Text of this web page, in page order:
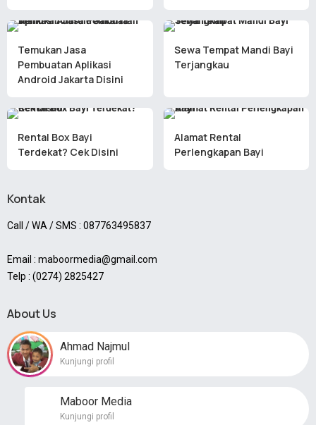
Temukan Jasa
Pembuatan Aplikasi
Android Jakarta Disini
Sewa Tempat Mandi Bayi
Terjangkau
Rental Box Bayi
Terdekat? Cek Disini
Alamat Rental
Perlengkapan Bayi
Kontak
Call / WA / SMS : 087763495837
Email : maboormedia@gmail.com
Telp : (0274) 2825427
About Us
Ahmad Najmul
Kunjungi profil
Maboor Media
Kunjungi profil